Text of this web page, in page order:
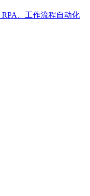
、工作流程自动化